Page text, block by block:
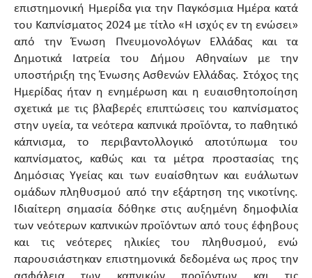
επιστημονική Ημερίδα για την Παγκόσμια Ημέρα κατά
του Καπνίσματος 2024 με τίτλο «Η ισχύς εν τη ενώσει»
από την Ένωση Πνευμονολόγων Ελλάδας και τα
Δημοτικά Ιατρεία του Δήμου Αθηναίων με την
υποστήριξη της Ένωσης Ασθενών Ελλάδας. Στόχος της
Ημερίδας ήταν η ενημέρωση και η ευαισθητοποίηση
σχετικά με τις βλαβερές επιπτώσεις του καπνίσματος
στην υγεία, τα νεότερα καπνικά προϊόντα, το παθητικό
κάπνισμα, το περιβαντολλογικό αποτύπωμα του
καπνίσματος, καθώς και τα μέτρα προστασίας της
Δημόσιας Υγείας και των ευαίσθητων και ευάλωτων
ομάδων πληθυσμού από την εξάρτηση της νικοτίνης.
Ιδιαίτερη σημασία δόθηκε στις αυξημένη δημοφιλία
των νεότερων καπνικών προϊόντων από τους έφηβους
και τις νεότερες ηλικίες του πληθυσμού, ενώ
παρουσιάστηκαν επιστημονικά δεδομένα ως προς την